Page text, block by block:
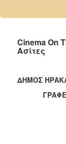
2022
2021
2019
2018
Cinema On
Ασίτες
ΔΗΜΟΣ